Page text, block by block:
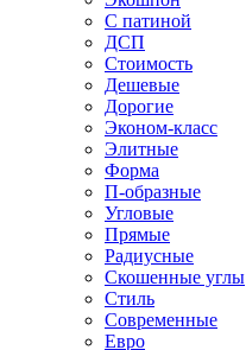
С патиной
ДСП
Стоимость
Дешевые
Дорогие
Эконом-класс
Элитные
Форма
П-образные
Угловые
Прямые
Радиусные
Скошенные углы
Стиль
Современные
Евро